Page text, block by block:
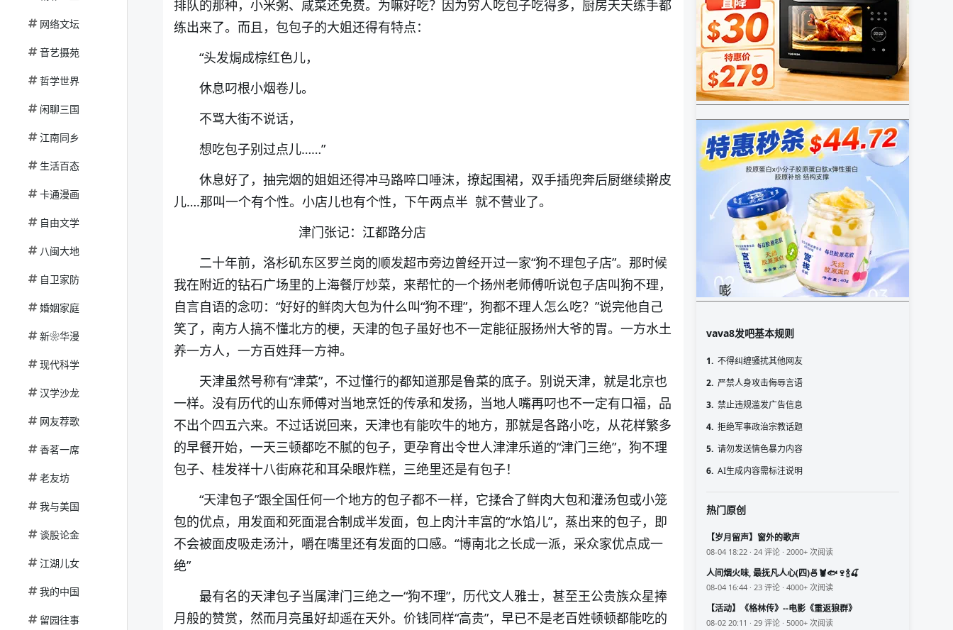
网络文坛
音艺摄苑
哲学世界
闲聊三国
江南同乡
生活百态
卡通漫画
自由文学
八闽大地
自卫家防
婚姻家庭
新❀华漫
现代科学
汉学沙龙
网友荐歌
香茗一席
老友坊
我与美国
谈股论金
江湖儿女
我的中国
留园往事
排队的那种，小米粥、咸菜还免费。为嘛好吃？因为穷人吃包子吃得多，厨房天天练手都
练出来了。而且，包包子的大姐还得有特点：
“头发焗成棕红色儿，
休息叼根小烟卷儿。
不骂大街不说话，
想吃包子别过点儿……”
休息好了，抽完烟的姐姐还得冲马路啐口唾沫，撩起围裙，双手插兜奔后厨继续擀皮
儿….那叫一个有个性。小店儿也有个性，下午两点半 就不营业了。
津门张记：江都路分店
二十年前，洛杉矶东区罗兰岗的顺发超市旁边曾经开过一家“狗不理包子店”。那时候
我在附近的钻石广场里的上海餐厅炒菜，来帮忙的一个扬州老师傅听说包子店叫狗不理，
自言自语的念叨：“好好的鲜肉大包为什么叫“狗不理”，狗都不理人怎么吃？”说完他自己
笑了，南方人搞不懂北方的梗，天津的包子虽好也不一定能征服扬州大爷的胃。一方水土
养一方人，一方百姓拜一方神。
天津虽然号称有“津菜”，不过懂行的都知道那是鲁菜的底子。别说天津，就是北京也
一样。没有历代的山东师傅对当地烹饪的传承和发扬，当地人嘴再叼也不一定有口福，品
不出个四五六来。不过话说回来，天津也有能吹牛的地方，那就是各路小吃，从花样繁多
的早餐开始，一天三顿都吃不腻的包子，更孕育出令世人津津乐道的“津门三绝”，狗不理
包子、桂发祥十八街麻花和耳朵眼炸糕，三绝里还是有包子！
“天津包子”跟全国任何一个地方的包子都不一样，它揉合了鲜肉大包和灌汤包或小笼
包的优点，用发面和死面混合制成半发面，包上肉汁丰富的“水馅儿”，蒸出来的包子，即
不会被面皮吸走汤汁，嚼在嘴里还有发面的口感。“博南北之长成一派，采众家优点成一
绝”
最有名的天津包子当属津门三绝之一“狗不理”，历代文人雅士，甚至王公贵族众星捧
月般的赞赏，然而月亮虽好却遥在天外。价钱同样“高贵”，早已不是老百姓顿顿都能吃的
vava8发吧基本规则
1. 不得纠缠骚扰其他网友
2. 严禁人身攻击侮辱言语
3. 禁止违规滥发广告信息
4. 拒绝军事政治宗教话题
5. 请勿发送情色暴力内容
6. AI生成内容需标注说明
热门原创
【岁月留声】窗外的歌声
08-04 18:22 · 24 评论 · 2000+ 次阅读
人间烟火味, 最抚凡人心(四)🍜🦞🐟🍷🍾🍒
08-04 16:44 · 23 评论 · 4000+ 次阅读
【活动】《格林传》--电影《重返狼群》
08-02 20:11 · 29 评论 · 5000+ 次阅读